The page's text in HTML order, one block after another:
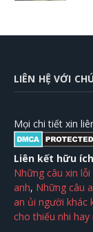
LIÊN HỆ VỚI
Mọi chi tiết xin
Liên kết hữu
Những câu xin
anh, Những câu
an ủi người khác
cho thiếu nhi